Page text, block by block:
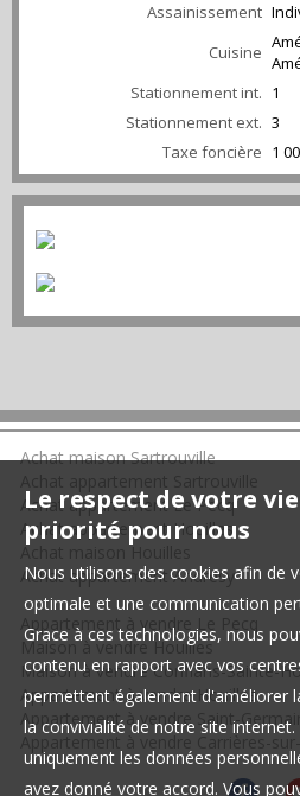
Assainissement
Cuisine
Stationnement int. 1
Stationnement ext. 3
Taxe foncière 1
Achat maison Sartrouville
Achat appartement Le Pecq
Achat appartement Houilles
Achat maison Houilles
Achat appartement Andrésy
Appartement à vendre Le Pecq
Maison à vendre Houilles
Maison à vendre Conflans-Sainte-
Appartement à vendre Houilles
Appartement à vendre Saint-
Le respect de votre
priorité pour nous
Nous utilisons des cookies afin de
optimale et une communication
Grace à ces technologies, nous
contenu en rapport avec vos
permettent également d'améliorer
la convivialité de notre site
uniquement les données
avez donné votre accord. Vous